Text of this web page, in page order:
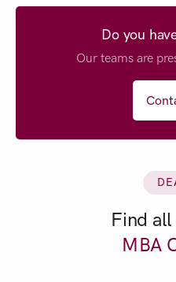
Do you
Our teams are
Find
MBA